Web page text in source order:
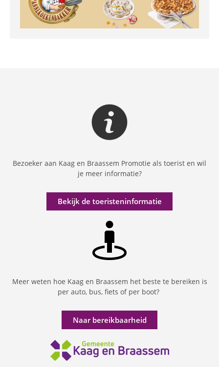
Bezoeker aan Kaag en Braassem Promotie als toerist en wil
je meer informatie?
Bekijk de toeristeninformatie
Meer weten hoe Kaag en Braassem het beste te bereiken is
per auto, bus, fiets of per boot?
Naar bereikbaarheid